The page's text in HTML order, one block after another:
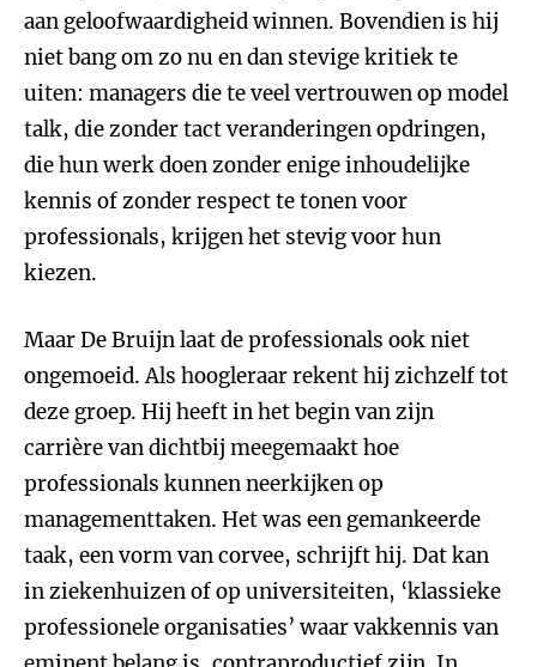
aan geloofwaardigheid winnen. Bovendien is hij
niet bang om zo nu en dan stevige kritiek te
uiten: managers die te veel vertrouwen op model
talk, die zonder tact veranderingen opdringen,
die hun werk doen zonder enige inhoudelijke
kennis of zonder respect te tonen voor
professionals, krijgen het stevig voor hun
kiezen.
Maar De Bruijn laat de professionals ook niet
ongemoeid. Als hoogleraar rekent hij zichzelf tot
deze groep. Hij heeft in het begin van zijn
carrière van dichtbij meegemaakt hoe
professionals kunnen neerkijken op
managementtaken. Het was een gemankeerde
taak, een vorm van corvee, schrijft hij. Dat kan
in ziekenhuizen of op universiteiten, ‘klassieke
professionele organisaties’ waar vakkennis van